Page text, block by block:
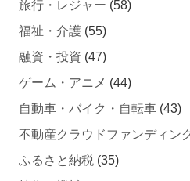
福祉・介護(55)
融資・投資 (47)
ゲーム・アニメ
自動車・バイク・自転車
不動産クラウドファンディング
ふるさと納税 (35)
技術・機械(33)